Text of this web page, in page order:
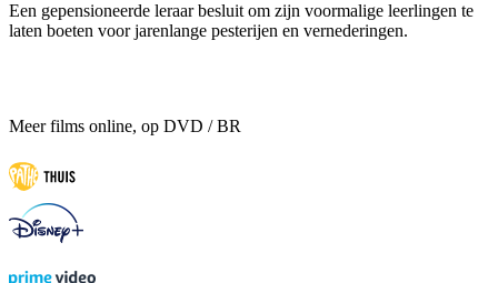
Een gepensioneerde leraar besluit om zijn voormalige leerlingen te
laten boeten voor jarenlange pesterijen en vernederingen.
Meer films online, op DVD / BR